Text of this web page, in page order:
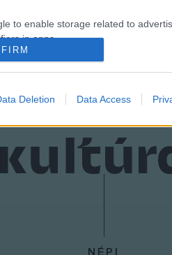
to enable storage related to
in apps.
to enable storage related to
in apps.
Deletion Data Access
NÉPI